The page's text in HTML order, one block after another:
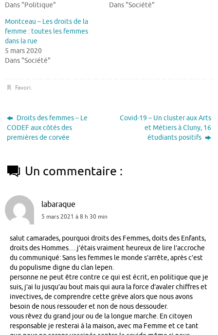
Dans "Politique"
Dans "Société"
Montceau – Les droits de la
femme : toutes les femmes
dans la rue
5 mars 2020
Dans "Société"
Favori.
Droits des femmes – Le
CODEF aux côtés des
premières de corvée
Covid-19 – Un cluster aux Arts
et Métiers à Cluny, 16
étudiants positifs
Un commentaire :
labaraque
5 mars 2021 à 8 h 30 min
salut camarades, pourquoi droits des Femmes, doits des Enfants,
droits des Hommes….j’étais vraiment heureux de lire l’accroche
du communiqué: Sans les femmes le monde s’arrête, après c’est
du populisme digne du clan lepen.
personne ne peut être contre ce qui est écrit, en politique que je
suis, j’ai lu jusqu’au bout mais qui aura la force d’avaler chiffres et
invectives, de comprendre cette grève alors que nous avons
besoin de nous ressouder et non de nous dessouder.
vous rêvez du grand jour ou de la longue marche. En citoyen
responsable je resterai à la maison, avec ma Femme et ce tant